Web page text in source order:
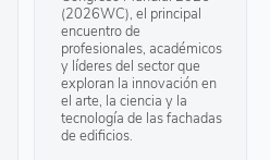
(2026WC), el principal
encuentro de
profesionales, académicos
y líderes del sector que
exploran la innovación en
el arte, la ciencia y la
tecnología de las fachadas
de edificios.